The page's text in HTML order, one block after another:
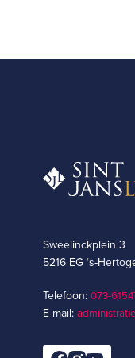
Sweelinckplein 3
5216 EG ‘s-
Telefoon: 073-
E-mail: